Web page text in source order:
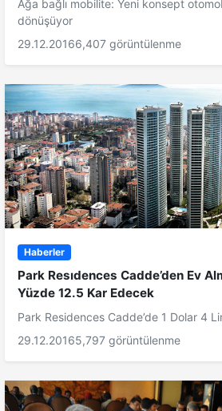
Ağa bağlı mobilite: Yeni konsept
dönüşüyor
29.12.20166,407 görüntülenme
Haberler
Park Resıdences Cadde’den Ev
Yüzde 12.5 Kar Edecek
Park Residences Cadde’de 1 Dolar 4
29.12.20165,797 görüntülenme